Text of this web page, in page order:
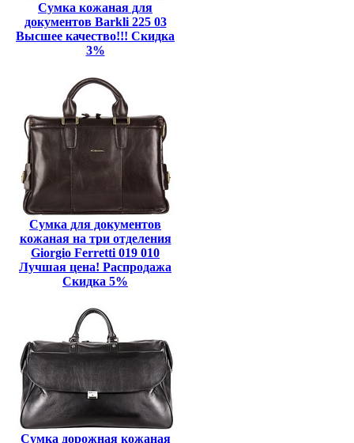
Сумка кожаная для
документов Barkli 225 03
Высшее качество!!! Скидка
3%
Сумка для документов
кожаная на три отделения
Giorgio Ferretti 019 010
Лучшая цена! Распродажа
Скидка 5%
Сумка дорожная кожаная